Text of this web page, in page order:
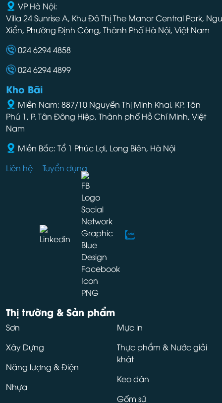
VP Hà Nội:
Villa 24 Sunrise A, Khu Đô Thị The Manor Central Park,
Xiển, Phường Định Công, Thành Phố Hà Nội, Việt Nam
024 6294 4858
024 6294 4899
Kho Bãi
Miền Nam: 887/10 Nguyễn Thị Minh Khai, KP. Tân
Phú 1, P. Tân Đông Hiệp, Thành phố Hồ Chí Minh, Việt
Nam
Miền Bắc: Tổ 1 Phúc Lợi, Long Biên, Hà Nội
Liên hệ
Tuyển dụng
Thị trường & Sản phẩm
Sơn
Xây Dựng
Năng lượng & Điện
Nhựa
Mực in
Thực phẩm & Nước giải
khát
Keo dán
Gốm sứ